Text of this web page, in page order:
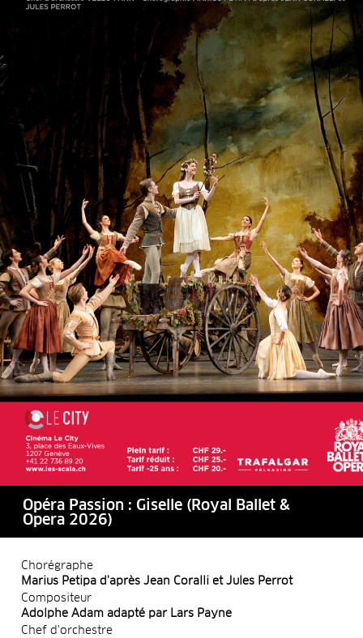
Opéra Passion : Giselle (Royal Ballet &
Opera 2026)
Chorégraphe
Marius Petipa d'après Jean Coralli et Jules Perrot
Compositeur
Adolphe Adam adapté par Lars Payne
Chef d'orchestre